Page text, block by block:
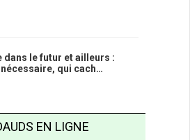
dans le futur et ailleurs :
qui cach…
EN LIGNE